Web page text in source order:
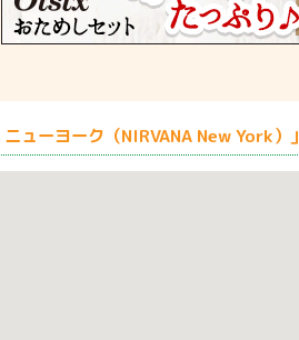
ューヨーク（NIRVANA New York）」